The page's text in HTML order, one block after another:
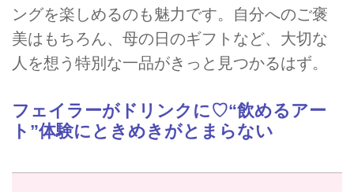
ングを楽しめるのも魅力です。自分へのご褒
美はもちろん、母の日のギフトなど、大切な
人を想う特別な一品がきっと見つかるはず。
フェイラーがドリンクに♡“飲めるアー
ト”体験にときめきがとまらない